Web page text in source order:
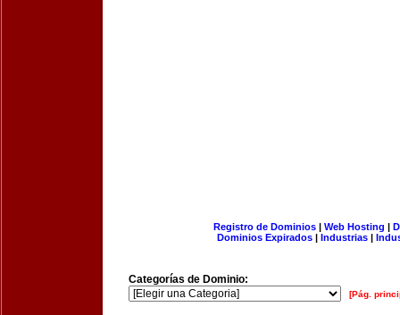
Registro de Dominios| Web Hosting |
Dominios Expirados | Industrias |
Categorías de Dominio:
[Pág.